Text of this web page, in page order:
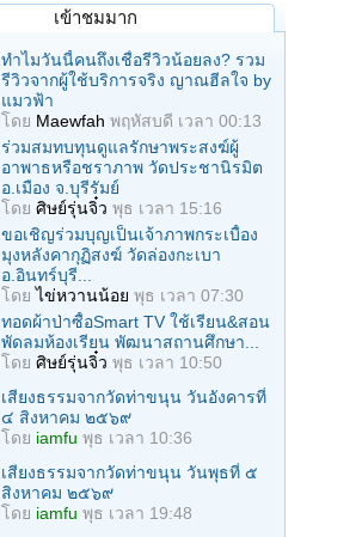
เข้าชมมาก
ทำไมวันนี้คนถึงเชื่อรีวิวน้อยลง? รวม
รีวิวจากผู้ใช้บริการจริง ญาณฮีลใจ by
แมวฟ้า
โดย Maewfah พฤหัสบดี เวลา 00:13
ร่วมสมทบทุนดูแลรักษาพระสงฆ์ผู้
อาพาธหรือชราภาพ วัดประชานิรมิต
อ.เมือง จ.บุรีรัมย์
โดย ศิษย์รุ่นจิ๋ว พุธ เวลา 15:16
ขอเชิญร่วมบุญเป็นเจ้าภาพกระเบื้อง
มุงหลังคากุฏิสงฆ์ วัดล่องกะเบา
อ.อินทร์บุรี...
โดยไข่หวานน้อย พุธ เวลา 07:30
ทอดผ้าป่าซื้อSmart TV ใช้เรียน&สอน
พัดลมห้องเรียน พัฒนาสถานศึกษา...
โดย ศิษย์รุ่นจิ๋ว พุธ เวลา 10:50
เสียงธรรมจากวัดท่าขนุน วันอังคารที่
๔ สิงหาคม ๒๕๖๙
โดย iamfu พุธ เวลา 10:36
เสียงธรรมจากวัดท่าขนุน วันพุธที่ ๕
สิงหาคม ๒๕๖๙
โดย iamfu พุธ เวลา 19:48